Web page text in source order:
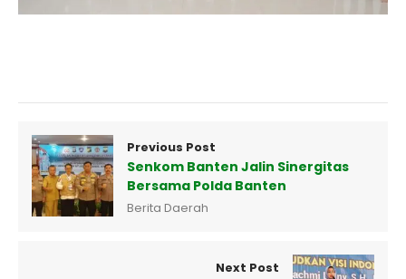
Previous Post
Senkom Banten Jalin Sinergitas
Bersama Polda Banten
Berita Daerah
Next Post